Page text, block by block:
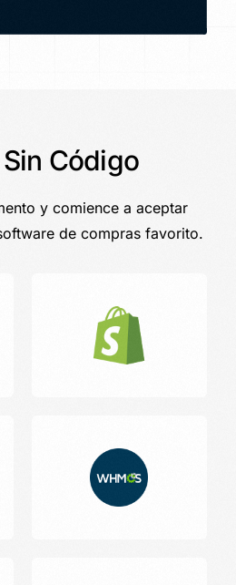
Código
y comience a aceptar
de compras favorito.